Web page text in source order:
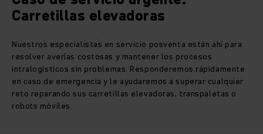
Carretillas elevadoras
Nuestros especialistas en servicio posventa están ahí para
resolver averías costosas y mantener los procesos
intralogísticos sin problemas. Responderemos rápidamente
en caso de emergencia y le ayudaremos a superar cualquier
reto reparando sus carretillas elevadoras, transpaletas o
robots móviles.